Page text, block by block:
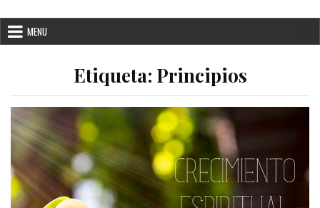
MENU
Etiqueta: Principios